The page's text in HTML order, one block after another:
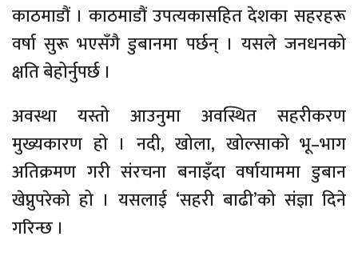
काठमाडौं । काठमाडौं उपत्यकासहित देशका सहरहरू
वर्षा सुरू भएसँगै डुबानमा पर्छन् । यसले जनधनको
क्षति बेहोर्नुपर्छ ।
अवस्था यस्तो आउनुमा अवस्थित सहरीकरण
मुख्यकारण हो । नदी, खोला, खोल्साको भू–भाग
अतिक्रमण गरी संरचना बनाइँदा वर्षायाममा डुबान
खेप्नुपरेको हो । यसलाई ‘सहरी बाढी’को संज्ञा दिने
गरिन्छ ।